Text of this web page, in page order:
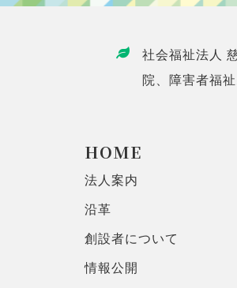
社会福祉法人
院、障害者福
HOME
法人案内
沿革
創設者について
情報公開